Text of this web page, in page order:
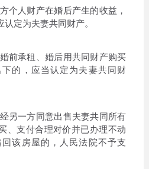
人财产在婚后产生的收益，
定为夫妻共同财产。
承租、婚后用共同财产购买
的，应当认定为夫妻共同财
一方同意出售夫妻共同所有
、支付合理对价并已办理不动
该房屋的，人民法院不予支